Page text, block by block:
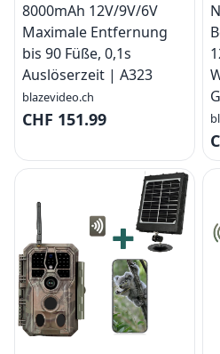
8000mAh 12V/9V/6V
Maximale Entfernung
bis 90 Füße, 0,1s
Auslöserzeit | A323
blazevideo.ch
CHF 151.99